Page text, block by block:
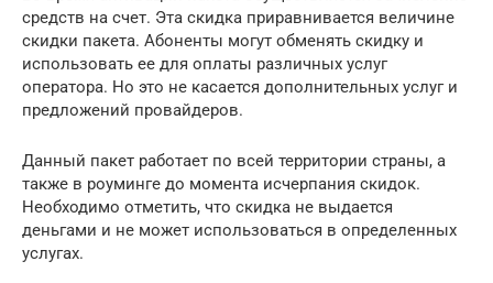
средств на счет. Эта скидка приравнивается величине
скидки пакета. Абоненты могут обменять скидку и
использовать ее для оплаты различных услуг
оператора. Но это не касается дополнительных услуг и
предложений провайдеров.
Данный пакет работает по всей территории страны, а
также в роуминге до момента исчерпания скидок.
Необходимо отметить, что скидка не выдается
деньгами и не может использоваться в определенных
услугах.